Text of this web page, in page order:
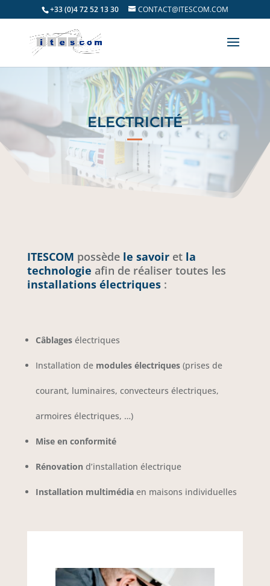
+33 (0)4 72 52 13 30 CONTACT@ITESCOM.COM
ELECTRICITÉ
ITESCOM possède le savoiret la
technologie afin de réaliser toutes les
installations électriques:
Câblagesélectriques
Installation de modules électriques(prises de
courant, luminaires, convecteurs électriques,
armoires électriques, …)
Mise en conformité
Rénovation d’installation électrique
Installation multimédiaen maisons individuelles